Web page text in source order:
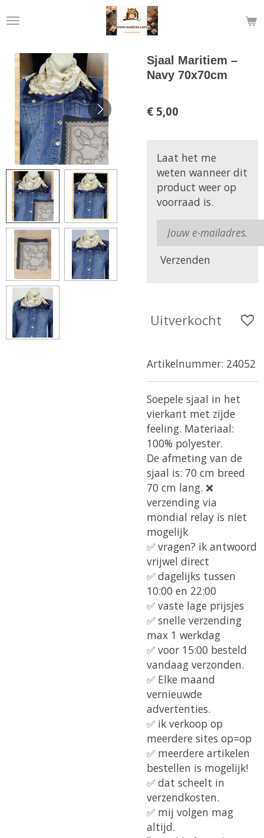
direct
de
hoofdinhoud
Sjaal Maritiem –
Navy 70x70cm
€ 5,00
Laat het me
weten wanneer dit
product weer op
voorraad is.
Verzenden
Uitverkocht
Artikelnummer: 24052
Soepele sjaal in het
vierkant met zijde
feeling. Materiaal:
100% polyester.
De afmeting van de
sjaal is: 70 cm breed
70 cm lang. ❌
verzending via
mondial relay is niet
mogelijk
✅ vragen? ik antwoord
vrijwel direct
✅ dagelijks tussen
10:00 en 22:00
✅ vaste lage prijsjes
✅ snelle verzending
max 1 werkdag
✅ voor 15:00 besteld
vandaag verzonden.
✅ Elke maand
vernieuwde
advertenties.
✅ ik verkoop op
meerdere sites op=op
✅ meerdere artikelen
bestellen is mogelijk!
✅ dat scheelt in
verzendkosten.
✅ mij volgen mag
altijd.